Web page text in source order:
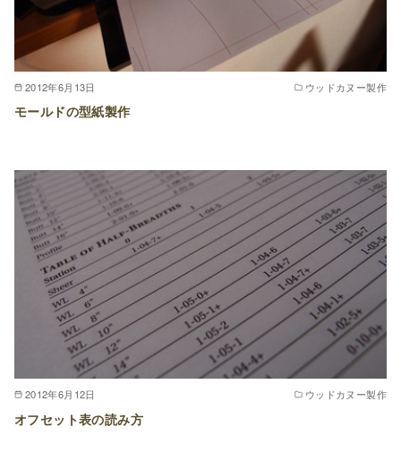
2012年6月13日 ウッドカヌー製作
モールドの型紙製作
2012年6月12日 ウッドカヌー製作
オフセット表の読み方